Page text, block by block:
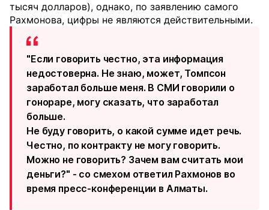
тысяч долларов), однако, по заявлению самого
Рахмонова, цифры не являются действительными.
"Если говорить честно, эта информация
недостоверна. Не знаю, может, Томпсон
заработал больше меня. В СМИ говорили о
гонораре, могу сказать, что заработал
больше.
Не буду говорить, о какой сумме идет речь.
Честно, по контракту не могу говорить.
Можно не говорить? Зачем вам считать мои
деньги?" - со смехом ответил Рахмонов во
время пресс-конференции в Алматы.